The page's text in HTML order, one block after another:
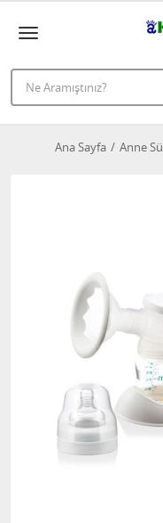
Ana Sayfa Anne